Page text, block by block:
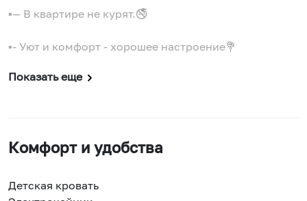
▪️— В квартире не курят.🚭
▪️- Уют и комфорт - хорошее настроение💐
Показать еще
Комфорт и удобства
Детская кровать